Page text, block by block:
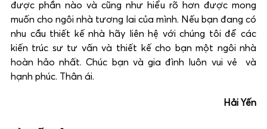
được phần nào và cũng như hiểu rõ hơn được mong
muốn cho ngôi nhà tương lai của mình. Nếu bạn đang có
nhu cầu thiết kế nhà hãy liên hệ với chúng tôi để các
kiến trúc sư tư vấn và thiết kế cho bạn một ngôi nhà
hoàn hảo nhất. Chúc bạn và gia đình luôn vui vẻ và
hạnh phúc. Thân ái.
Hải Yến